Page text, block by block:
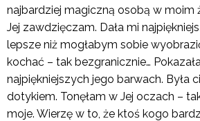
najbardziej magiczną osobą w moim
Jej zawdzięczam. Dała mi
lepsze niż mogłabym sobie
kochać – tak bezgranicznie…
najpiękniejszych jego barwach. Była
dotykiem. Tonęłam w Jej oczach –
moje. Wierzę w to, że ktoś kogo